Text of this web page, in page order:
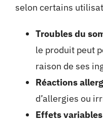
selon certains
Troubles du
le produit peut
raison de ses
Réactions
d’allergies ou
Effets